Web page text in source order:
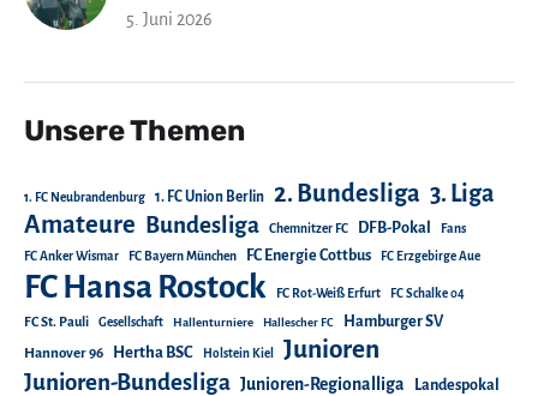
5. Juni 2026
Unsere Themen
1. FC Neubrandenburg 1. FC Union Berlin 2. Bundesliga 3. Liga
Amateure Bundesliga Chemnitzer FC DFB-Pokal Fans
FC Anker Wismar FC Bayern München FC Energie Cottbus FC Erzgebirge Aue
FC Hansa Rostock FC Rot-Weiß Erfurt FC Schalke 04
FC St. Pauli Gesellschaft Hallenturniere Hallescher FC Hamburger SV
Hannover 96 Hertha BSC Holstein Kiel Junioren
Junioren-Bundesliga Junioren-Regionalliga
Landespokal